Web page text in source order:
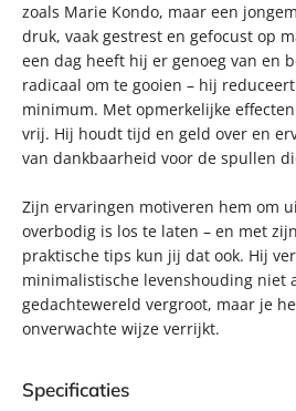
zoals Marie Kondo, maar een
druk, vaak gestrest en gefocust op
een dag heeft hij er genoeg van en
radicaal om te gooien – hij
minimum. Met opmerkelijke
vrij. Hij houdt tijd en geld over en
van dankbaarheid voor de spullen
Zijn ervaringen motiveren hem om
overbodig is los te laten – en met
praktische tips kun jij dat ook. Hij
minimalistische levenshouding niet
gedachtewereld vergroot, maar je
onverwachte wijze verrijkt.
Specificaties